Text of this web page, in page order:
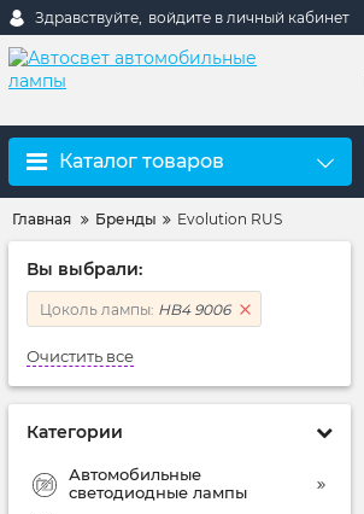
Здравствуйте, войдите в личный кабинет
Каталог товаров
Главная Бренды Evolution RUS
Вы выбрали:
Цоколь лампы: HB4 9006
Очистить все
Категории
Автомобильные
светодиодные лампы